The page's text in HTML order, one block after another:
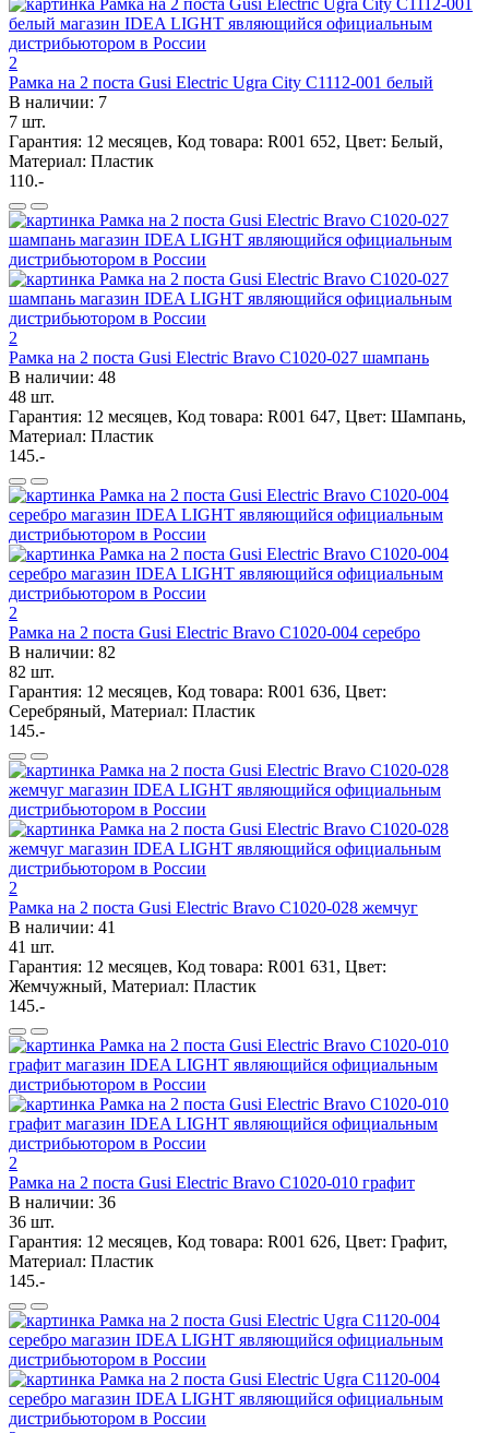
2
Рамка на 2 поста Gusi Electric Ugra City С1112-001 белый
В наличии: 7
7 шт.
Гарантия: 12 месяцев, Код товара: R001 652, Цвет: Белый,
Материал: Пластик
110.-
2
Рамка на 2 поста Gusi Electric Bravo С1020-027 шампань
В наличии: 48
48 шт.
Гарантия: 12 месяцев, Код товара: R001 647, Цвет: Шампань,
Материал: Пластик
145.-
2
Рамка на 2 поста Gusi Electric Bravo С1020-004 серебро
В наличии: 82
82 шт.
Гарантия: 12 месяцев, Код товара: R001 636, Цвет:
Серебряный, Материал: Пластик
145.-
2
Рамка на 2 поста Gusi Electric Bravo С1020-028 жемчуг
В наличии: 41
41 шт.
Гарантия: 12 месяцев, Код товара: R001 631, Цвет:
Жемчужный, Материал: Пластик
145.-
2
Рамка на 2 поста Gusi Electric Bravo С1020-010 графит
В наличии: 36
36 шт.
Гарантия: 12 месяцев, Код товара: R001 626, Цвет: Графит,
Материал: Пластик
145.-